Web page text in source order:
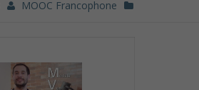
MOOC Francophone